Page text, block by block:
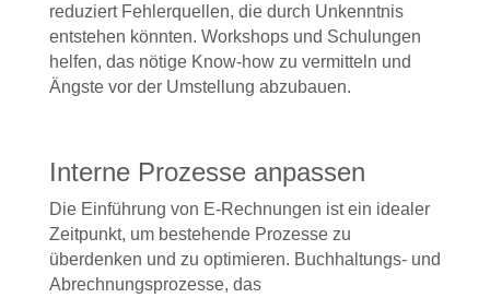
reduziert Fehlerquellen, die durch Unkenntnis
entstehen könnten. Workshops und Schulungen
helfen, das nötige Know-how zu vermitteln und
Ängste vor der Umstellung abzubauen.
Interne Prozesse anpassen
Die Einführung von E-Rechnungen ist ein idealer
Zeitpunkt, um bestehende Prozesse zu
überdenken und zu optimieren. Buchhaltungs- und
Abrechnungsprozesse, das